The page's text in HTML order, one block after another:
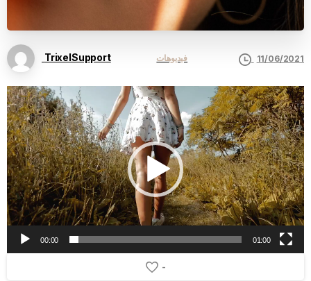
TrixelSupport فيديوهات 11/06/2021
Video
Player
00:00 01:00
-